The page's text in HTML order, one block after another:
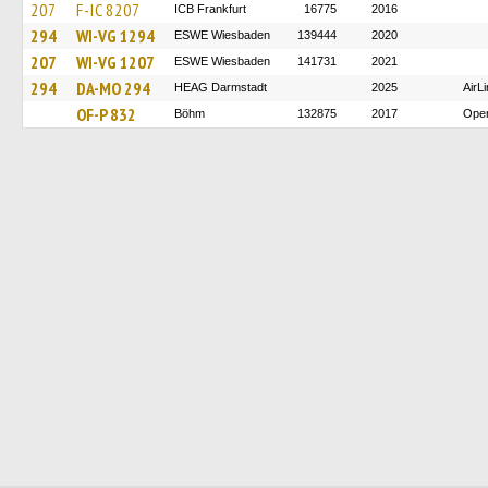
207 F-IC 8207 ICB Frankfurt 16775 2016
294 WI-VG 1294 ESWE Wiesbaden 139444 2020
207 WI-VG 1207 ESWE Wiesbaden 141731 2021
294 DA-MO 294 HEAG Darmstadt 2025
OF-P 832 Böhm 132875 2017